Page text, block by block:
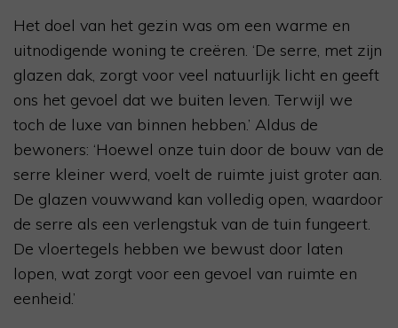
Het doel van het gezin was om een warme en
uitnodigende woning te creëren. ‘De serre, met zijn
glazen dak, zorgt voor veel natuurlijk licht en geeft
ons het gevoel dat we buiten leven. Terwijl we
toch de luxe van binnen hebben.’ Aldus de
bewoners: ‘Hoewel onze tuin door de bouw van de
serre kleiner werd, voelt de ruimte juist groter aan.
De glazen vouwwand kan volledig open, waardoor
de serre als een verlengstuk van de tuin fungeert.
De vloertegels hebben we bewust door laten
lopen, wat zorgt voor een gevoel van ruimte en
eenheid.’